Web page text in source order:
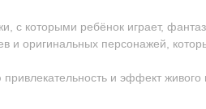
с которыми ребёнок играет,
оригинальных персонажей,
привлекательность и эффект